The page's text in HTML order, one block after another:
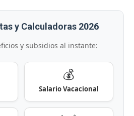
y Calculadoras 2026
y subsidios al instante:
💰
Salario Vacacional